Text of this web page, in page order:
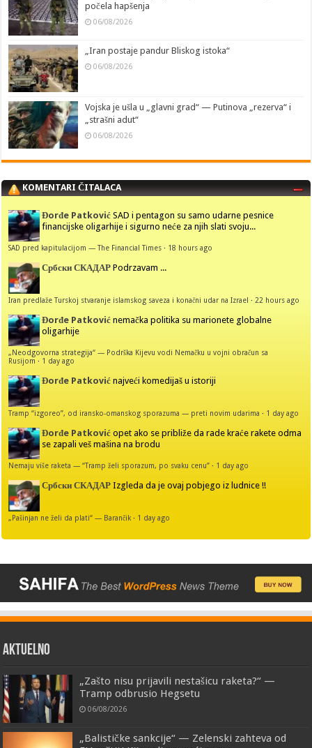
počela hapšenja
06/08/2026
„Iran postaje pandur Bliskog istoka“
06/08/2026
Vojska je ušla u „glavni grad“ — Putinova „rezerva“ i
„strašni adut“
06/08/2026
KOMENTARI ČITALACA
Đorđe Patković SAD i pentagon su samo udarne pesnice
financijske oligarhije i sigurno neće za njih slati svoju...
SAD pred kapitulacijom — The Financial Times · 18 hours ago
Србски СКАДАР Podrzavam ...
Iran predlaže Turskoj stvaranje islamskog saveza i konačni udar na Izrael · 22 hours ago
Đorđe Patković nemačka politika su marionete globalne
oligarhije
„Neodgovorna strategija“ — Podrška Kijevu vodi Nemačku u vojni obračun sa
Rusijom · 1 day ago
Đorđe Patković najveći komedijaš u istoriji
Tramp “izgoreo”, od iransko-omanskog sporazuma — preti novim udarima · 1 day ago
Đorđe Patković opet ako se približe da rade kraće rakete odma
se zapali veš mašina na brodu
Nemaju više raketa — “Tramp želi sporazum, po svaku cenu” · 1 day ago
Србски СКАДАР Izgleda da je ovaj pobjego iz ludnice !!
„Pašinjan ne želi da plati“ — Barančik · 1 day ago
AKTUELNO
„Zašto nisu prijavili nestašicu raketa?“ —
Tramp odbrusio Hegsetu
06/08/2026
„Balističke sankcije“ — Zelenski zahteva od